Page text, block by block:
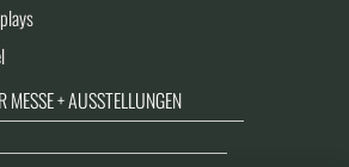
MESSE + AUSSTELLUNGEN